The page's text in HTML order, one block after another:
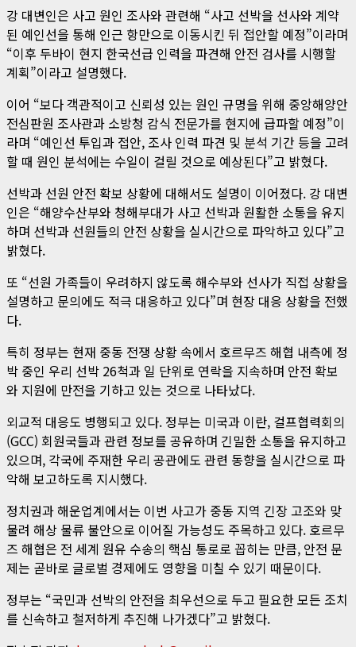
강 대변인은 사고 원인 조사와 관련해 “사고 선박을 선사와 계약
된 예인선을 통해 인근 항만으로 이동시킨 뒤 접안할 예정”이라며
“이후 두바이 현지 한국선급 인력을 파견해 안전 검사를 시행할
계획”이라고 설명했다.
이어 “보다 객관적이고 신뢰성 있는 원인 규명을 위해 중앙해양안
전심판원 조사관과 소방청 감식 전문가를 현지에 급파할 예정”이
라며 “예인선 투입과 접안, 조사 인력 파견 및 분석 기간 등을 고려
할 때 원인 분석에는 수일이 걸릴 것으로 예상된다”고 밝혔다.
선박과 선원 안전 확보 상황에 대해서도 설명이 이어졌다. 강 대변
인은 “해양수산부와 청해부대가 사고 선박과 원활한 소통을 유지
하며 선박과 선원들의 안전 상황을 실시간으로 파악하고 있다”고
밝혔다.
또 “선원 가족들이 우려하지 않도록 해수부와 선사가 직접 상황을
설명하고 문의에도 적극 대응하고 있다”며 현장 대응 상황을 전했
다.
특히 정부는 현재 중동 전쟁 상황 속에서 호르무즈 해협 내측에 정
박 중인 우리 선박 26척과 일 단위로 연락을 지속하며 안전 확보
와 지원에 만전을 기하고 있는 것으로 나타났다.
외교적 대응도 병행되고 있다. 정부는 미국과 이란, 걸프협력회의
(GCC) 회원국들과 관련 정보를 공유하며 긴밀한 소통을 유지하고
있으며, 각국에 주재한 우리 공관에도 관련 동향을 실시간으로 파
악해 보고하도록 지시했다.
정치권과 해운업계에서는 이번 사고가 중동 지역 긴장 고조와 맞
물려 해상 물류 불안으로 이어질 가능성도 주목하고 있다. 호르무
즈 해협은 전 세계 원유 수송의 핵심 통로로 꼽히는 만큼, 안전 문
제는 곧바로 글로벌 경제에도 영향을 미칠 수 있기 때문이다.
정부는 “국민과 선박의 안전을 최우선으로 두고 필요한 모든 조치
를 신속하고 철저하게 추진해 나가겠다”고 밝혔다.